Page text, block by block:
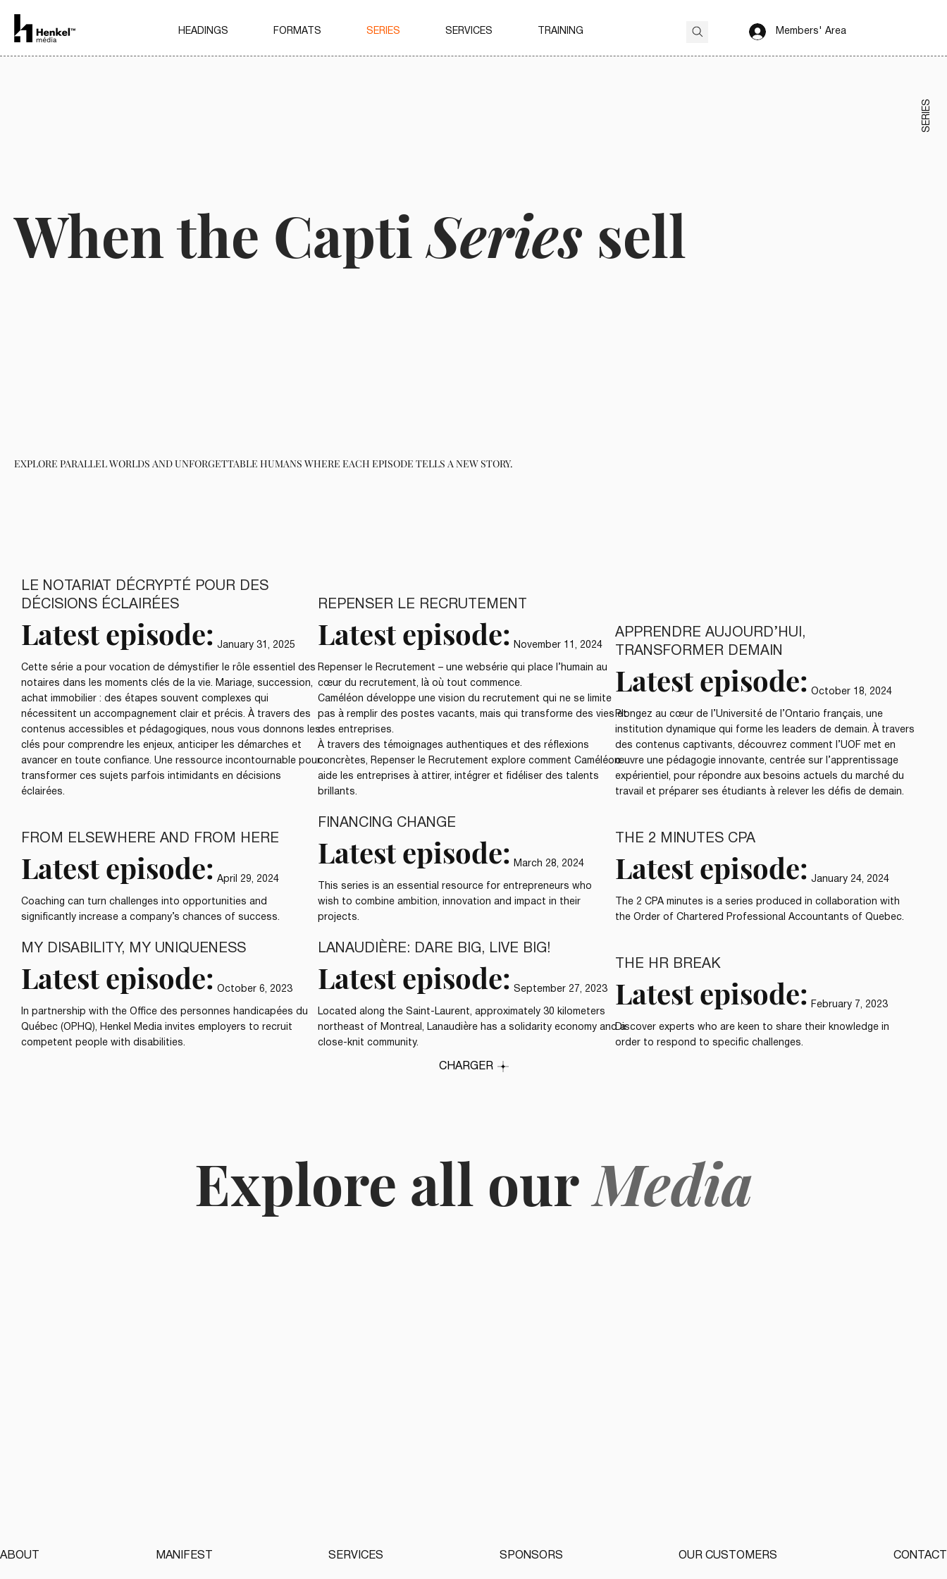
HEADINGS FORMATS SERIES SERVICES TRAINING Members' Area
SERIES
When the Capti Series sell
EXPLORE PARALLEL WORLDS AND UNFORGETTABLE HUMANS WHERE EACH EPISODE TELLS A NEW STORY.
LE NOTARIAT DÉCRYPTÉ POUR DES
DÉCISIONS ÉCLAIRÉES
Cette série a pour vocation de démystifier le rôle essentiel des
notaires dans les moments clés de la vie. Mariage, succession,
achat immobilier : des étapes souvent complexes qui
nécessitent un accompagnement clair et précis. À travers des
contenus accessibles et pédagogiques, nous vous donnons les
clés pour comprendre les enjeux, anticiper les démarches et
avancer en toute confiance. Une ressource incontournable pour
transformer ces sujets parfois intimidants en décisions
éclairées.
Latest episode: January 31, 2025
REPENSER LE RECRUTEMENT
Repenser le Recrutement – une websérie qui place l’humain au
cœur du recrutement, là où tout commence.
Caméléon développe une vision du recrutement qui ne se limite
pas à remplir des postes vacants, mais qui transforme des vies et
des entreprises.
À travers des témoignages authentiques et des réflexions
concrètes, Repenser le Recrutement explore comment Caméléon
aide les entreprises à attirer, intégrer et fidéliser des talents
brillants.
Latest episode: November 11, 2024
APPRENDRE AUJOURD’HUI,
TRANSFORMER DEMAIN
Plongez au cœur de l’Université de l’Ontario français, une
institution dynamique qui forme les leaders de demain. À travers
des contenus captivants, découvrez comment l’UOF met en
œuvre une pédagogie innovante, centrée sur l’apprentissage
expérientiel, pour répondre aux besoins actuels du marché du
travail et préparer ses étudiants à relever les défis de demain.
Latest episode: October 18, 2024
FROM ELSEWHERE AND FROM HERE
Coaching can turn challenges into opportunities and
significantly increase a company’s chances of success.
Latest episode: April 29, 2024
FINANCING CHANGE
This series is an essential resource for entrepreneurs who
wish to combine ambition, innovation and impact in their
projects.
Latest episode: March 28, 2024
THE 2 MINUTES CPA
The 2 CPA minutes is a series produced in collaboration with
the Order of Chartered Professional Accountants of Quebec.
Latest episode: January 24, 2024
MY DISABILITY, MY UNIQUENESS
In partnership with the Office des personnes handicapées du
Québec (OPHQ), Henkel Media invites employers to recruit
competent people with disabilities.
Latest episode: October 6, 2023
LANAUDIÈRE: DARE BIG, LIVE BIG!
Located along the Saint-Laurent, approximately 30 kilometers
northeast of Montreal, Lanaudière has a solidarity economy and a
close-knit community.
Latest episode: September 27, 2023
THE HR BREAK
Discover experts who are keen to share their knowledge in
order to respond to specific challenges.
Latest episode: February 7, 2023
CHARGER
Explore all ourMedia
ABOUT MANIFEST SERVICES SPONSORS OUR CUSTOMERS CONTACT